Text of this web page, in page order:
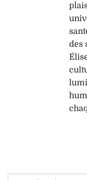
des